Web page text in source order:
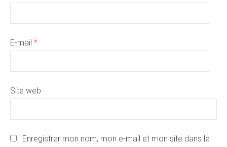
E-mail *
Site web
Enregistrer mon nom, mon e-mail et mon site dans le